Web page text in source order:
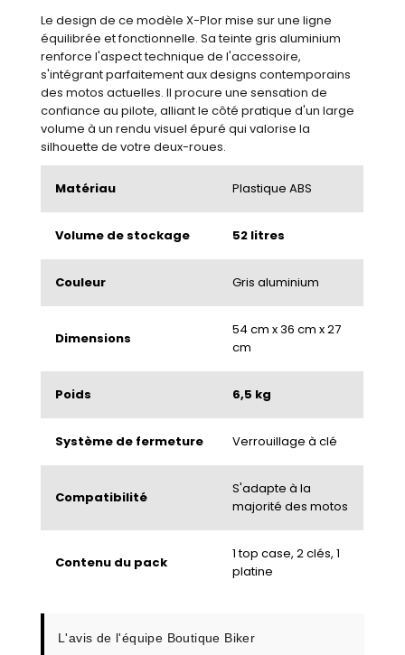
Le design de ce modèle X-Plor mise sur une ligne
équilibrée et fonctionnelle. Sa teinte gris aluminium
renforce l'aspect technique de l'accessoire,
s'intégrant parfaitement aux designs contemporains
des motos actuelles. Il procure une sensation de
confiance au pilote, alliant le côté pratique d'un large
volume à un rendu visuel épuré qui valorise la
silhouette de votre deux-roues.
Matériau Plastique ABS
Volume de stockage 52 litres
Couleur Gris aluminium
Dimensions
54 cm x 36 cm x 27
cm
Poids 6,5 kg
Système de fermeture Verrouillage à clé
Compatibilité
S'adapte à la
majorité des motos
Contenu du pack
1 top case, 2 clés, 1
platine
L'avis de l'équipe Boutique Biker